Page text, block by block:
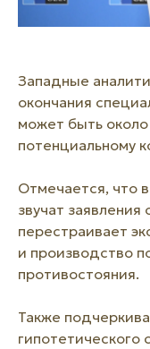
Западные
окончания
может быть
потенциальному
Отмечается, что
звучат
перестраивает
и производство
противостояния.
Также
гипотетического